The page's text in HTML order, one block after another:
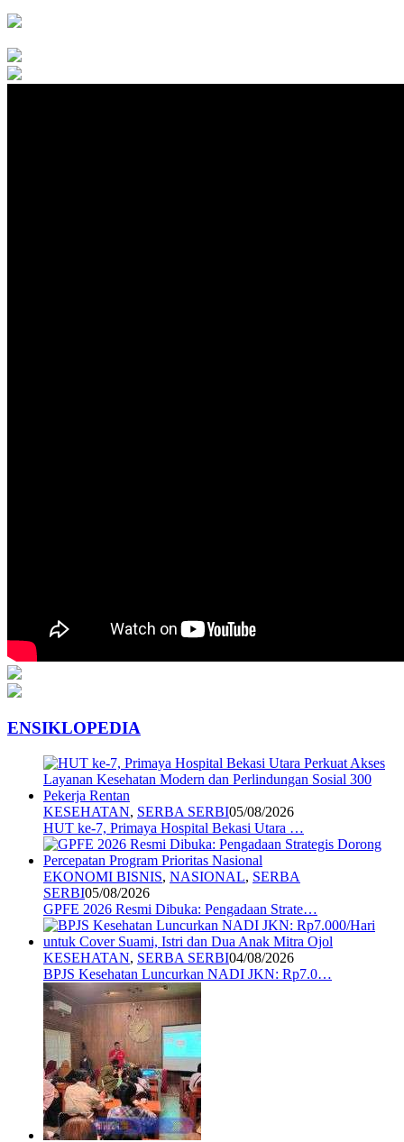
ENSIKLOPEDIA
KESEHATAN, SERBA SERBI05/08/2026
HUT ke-7, Primaya Hospital Bekasi Utara …
EKONOMI BISNIS, NASIONAL, SERBA
SERBI05/08/2026
GPFE 2026 Resmi Dibuka: Pengadaan Strate…
KESEHATAN, SERBA SERBI04/08/2026
BPJS Kesehatan Luncurkan NADI JKN: Rp7.0…